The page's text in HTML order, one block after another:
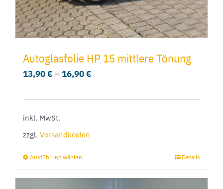
gewählt
werden
Autoglasfolie HP 15 mittlere Tönung
13,90€ –16,90€
inkl. MwSt.
zzgl. Versandkosten
Ausführung wählen Details